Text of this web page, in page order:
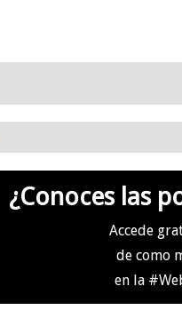
¿Conoces las
Accede
de como
en la